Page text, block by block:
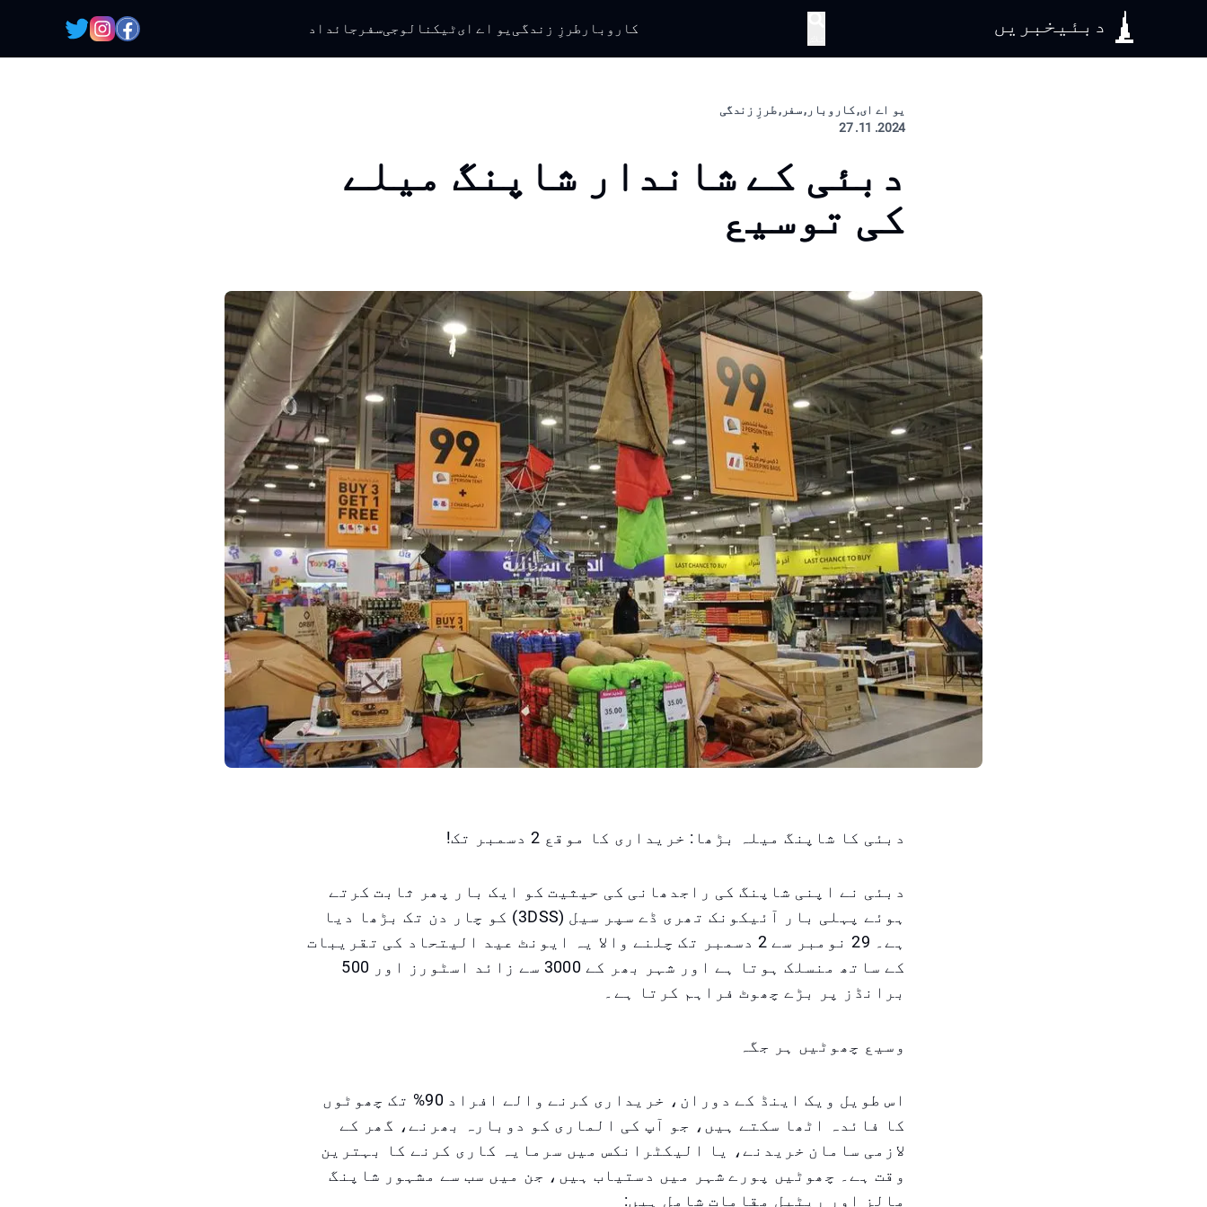
دبئیخبریں کاروبار طرزِ زندگی یو اے ایٹیکنالوجیسفر جائداد
یو اے ای, کاروبار, سفر, طرزِ زندگی
2024. 11. 27
دبئی کے شاندار شاپنگ میلے
کی توسیع
دبئی کا شاپنگ میلہ بڑھا: خریداری کا موقع 2 دسمبر تک!
دبئی نے اپنی شاپنگ کی راجدھانی کی حیثیت کو ایک بار پھر ثابت کرتے
ہوئے پہلی بار آئیکونک تھری ڈے سپر سیل (3DSS) کو چار دن تک بڑھا دیا
ہے۔ 29 نومبر سے 2 دسمبر تک چلنے والا یہ ایونٹ عید الیتحاد کی تقریبات
کے ساتھ منسلک ہوتا ہے اور شہر بھر کے 3000 سے زائد اسٹورز اور 500
برانڈز پر بڑے چھوٹ فراہم کرتا ہے۔
وسیع چھوٹیں ہر جگہ
اس طویل ویک اینڈ کے دوران، خریداری کرنے والے افراد 90% تک چھوٹوں
کا فائدہ اٹھا سکتے ہیں، جو آپ کی الماری کو دوبارہ بھرنے، گھر کے
لازمی سامان خریدنے، یا الیکٹرانکس میں سرمایہ کاری کرنے کا بہترین
وقت ہے۔ چھوٹیں پورے شہر میں دستیاب ہیں، جن میں سب سے مشہور شاپنگ
مالز اور ریٹیل مقامات شامل ہیں: